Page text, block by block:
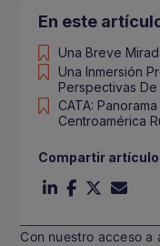
Con nuestro acceso a
En este
Una Breve
Una Inmersión
Perspectivas
CATA:
Centroamérica
Compartir artículo